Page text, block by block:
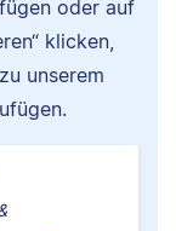
oder auf
klicken,
unserem